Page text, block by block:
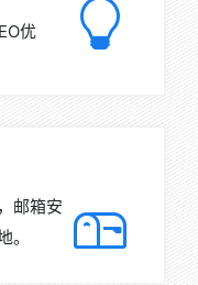
优
邮箱安
。